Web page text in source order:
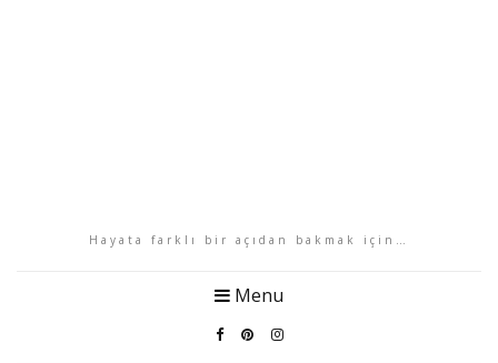
Hayata farklı bir açıdan bakmak için…
Menu